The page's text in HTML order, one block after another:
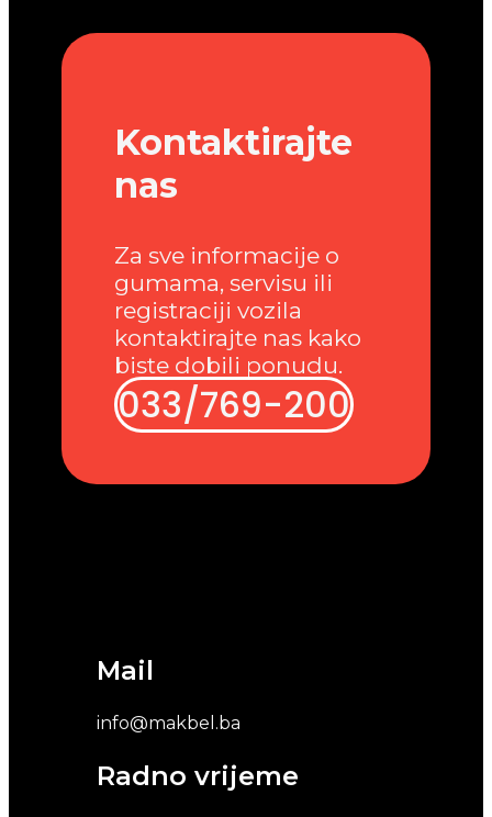
Mail
info@makbel.ba
Radno vrijeme
Kontaktirajte
nas
Za sve informacije o
gumama, servisu ili
registraciji vozila
kontaktirajte nas kako
biste dobili ponudu.
033/769-200